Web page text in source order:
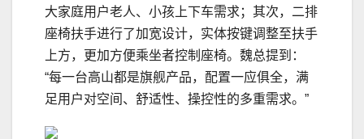
大家庭用户老人、小孩上下车需求；其次，二排
座椅扶手进行了加宽设计，实体按键调整至扶手
上方，更加方便乘坐者控制座椅。魏总提到：
“每一台高山都是旗舰产品，配置一应俱全，满
足用户对空间、舒适性、操控性的多重需求。”